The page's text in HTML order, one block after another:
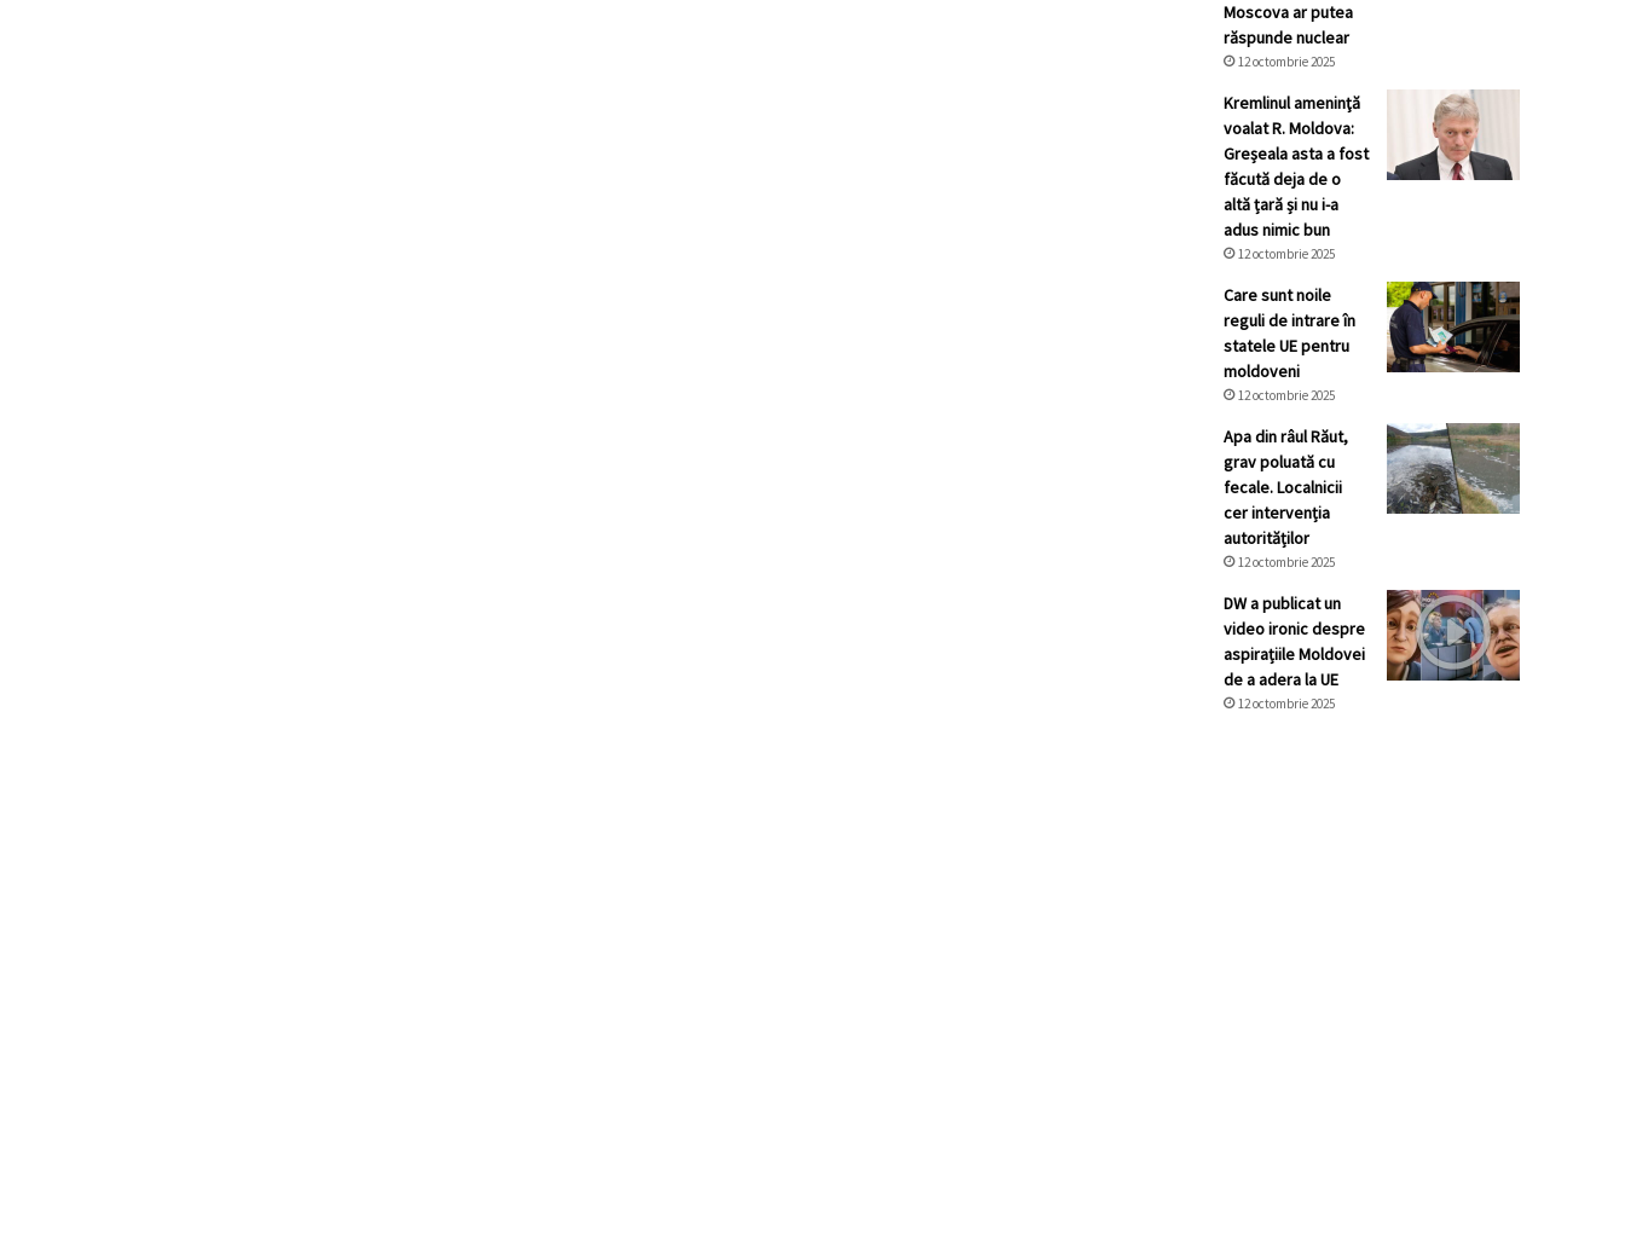
Moscova ar putea
răspunde nuclear
12 octombrie 2025
Kremlinul ameninţă
voalat R. Moldova:
Greșeala asta a fost
făcută deja de o
altă țară și nu i-a
adus nimic bun
12 octombrie 2025
Care sunt noile
reguli de intrare în
statele UE pentru
moldoveni
12 octombrie 2025
Apa din râul Răut,
grav poluată cu
fecale. Localnicii
cer intervenția
autorităților
12 octombrie 2025
DW a publicat un
video ironic despre
aspirațiile Moldovei
de a adera la UE
12 octombrie 2025